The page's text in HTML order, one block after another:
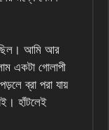
আমি আর
একটা গোলাপী
ব্রা পরা যায়
হাঁটলেই